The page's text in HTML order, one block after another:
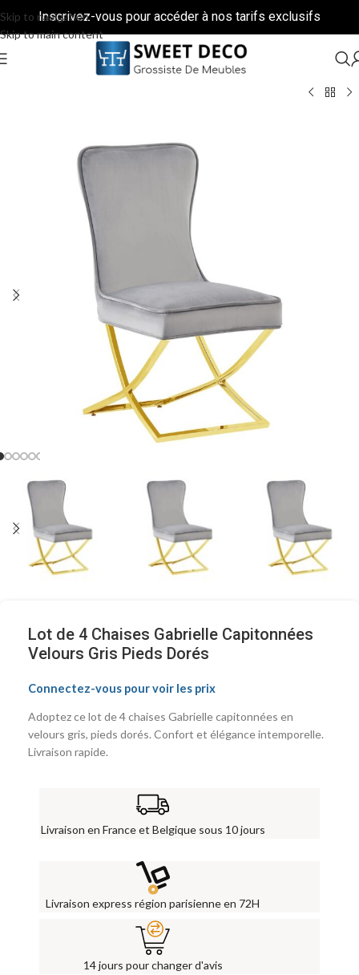
Skip to navigation
Skip to main content
Inscrivez-vous pour accéder à nos tarifs exclusifs
Lot de 4 Chaises Gabrielle Capitonnées
Velours Gris Pieds Dorés
Connectez-vous pour voir les prix
Adoptez ce lot de 4 chaises Gabrielle capitonnées en
velours gris, pieds dorés. Confort et élégance intemporelle.
Livraison rapide.
Livraison en France et Belgique sous 10 jours
Livraison express région parisienne en 72H
14 jours pour changer d'avis